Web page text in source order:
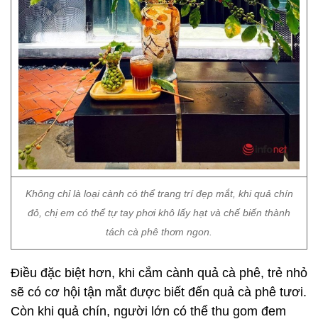
Không chỉ là loại cành có thể trang trí đẹp mắt, khi quả chín
đỏ, chị em có thể tự tay phơi khô lấy hạt và chế biến thành
tách cà phê thơm ngon.
Điều đặc biệt hơn, khi cắm cành quả cà phê, trẻ nhỏ
sẽ có cơ hội tận mắt được biết đến quả cà phê tươi.
Còn khi quả chín, người lớn có thể thu gom đem